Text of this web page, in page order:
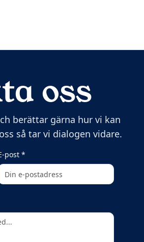
oss
berättar gärna hur vi kan
så tar vi dialogen vidare.
post *(obligatoriskt)